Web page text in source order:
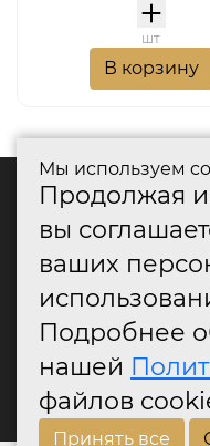
шт
В корзину
Мы используем
Продолжая
вы
ваших
Подробнее
нашей
файлов
Принять все